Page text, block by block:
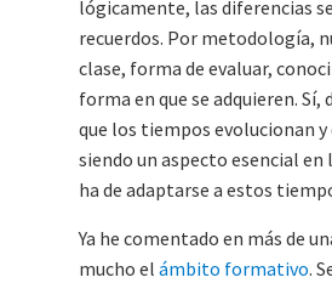
lógicamente, las diferencias
recuerdos. Por metodología,
clase, forma de evaluar,
forma en que se adquieren. Sí,
que los tiempos evolucionan y
siendo un aspecto esencial en
ha de adaptarse a estos
Ya he comentado en más de
mucho el ámbito formativo.